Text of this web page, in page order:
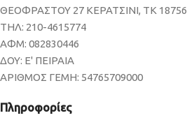
ΘΕΟΦΡΑΣΤΟΥ 27 ΚΕΡΑΤΣΙΝΙ, ΤΚ 18756
ΤΗΛ: 210-4615774
ΑΦΜ: 082830446
ΔΟΥ: Ε' ΠΕΙΡΑΙΑ
ΑΡΙΘΜΟΣ ΓΕΜΗ: 54765709000
Πληροφορίες